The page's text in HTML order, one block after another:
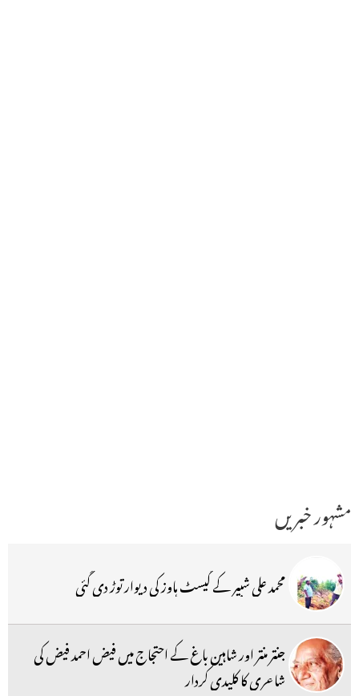
مشہور خبریں
محمد علی شبیر کے گیسٹ ہاوز کی دیوار توڑ دی گئی
جنتر منتر اور شاہین باغ کے احتجاج میں فیض احمد فیض کی
شاعری کا کلیدی کردار